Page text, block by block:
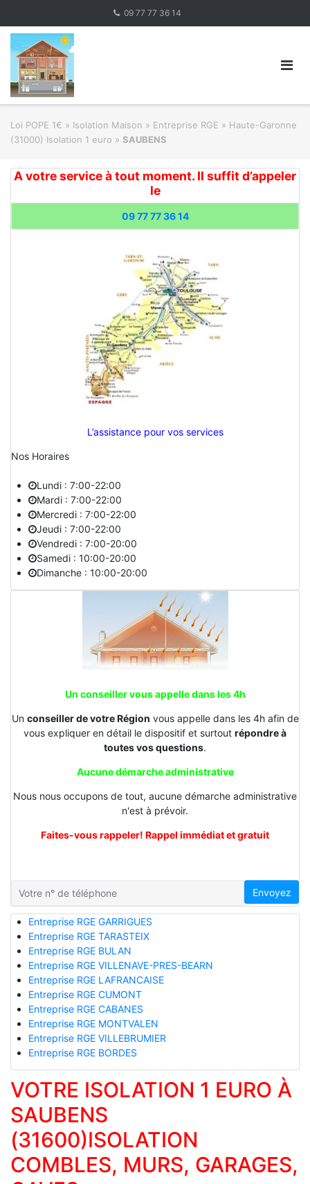
content
09 77 77 36 14
Loi POPE 1€ » Isolation Maison » Entreprise RGE » Haute-Garonne
(31000) Isolation 1 euro » SAUBENS
A votre service à tout moment. Il suffit d’appeler
le
09 77 77 36 14
L’assistance pour vos services
Nos Horaires
Lundi : 7:00-22:00
Mardi : 7:00-22:00
Mercredi : 7:00-22:00
Jeudi : 7:00-22:00
Vendredi : 7:00-20:00
Samedi : 10:00-20:00
Dimanche : 10:00-20:00
Un conseiller vous appelle dans les 4h
Un conseiller de votre Région vous appelle dans les 4h afin de
vous expliquer en détail le dispositif et surtout répondre à
toutes vos questions.
Aucune démarche administrative
Nous nous occupons de tout, aucune démarche administrative
n'est à prévoir.
Faites-vous rappeler! Rappel immédiat et gratuit
Envoyez
Entreprise RGE GARRIGUES
Entreprise RGE TARASTEIX
Entreprise RGE BULAN
Entreprise RGE VILLENAVE-PRES-BEARN
Entreprise RGE LAFRANCAISE
Entreprise RGE CUMONT
Entreprise RGE CABANES
Entreprise RGE MONTVALEN
Entreprise RGE VILLEBRUMIER
Entreprise RGE BORDES
VOTRE ISOLATION 1 EURO À
SAUBENS
(31600)ISOLATION
COMBLES, MURS, GARAGES,